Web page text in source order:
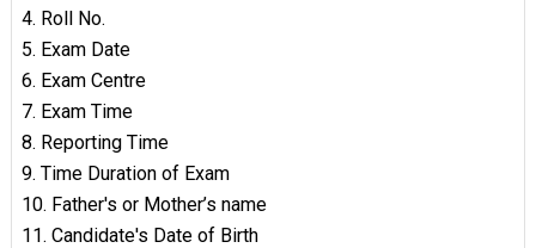
4. Roll No.
5. Exam Date
6. Exam Centre
7. Exam Time
8. Reporting Time
9. Time Duration of Exam
10. Father's or Mother’s name
11. Candidate's Date of Birth